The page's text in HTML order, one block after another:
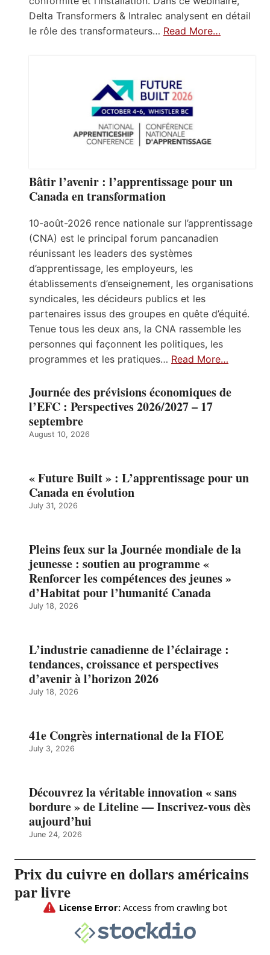
Delta Transformers & Intralec analysent en détail
le rôle des transformateurs… Read More…
Bâtir l’avenir : l’apprentissage pour un
Canada en transformation
10-août-2026 rence nationale sur l’apprentissage
(CNA) est le principal forum pancanadien
réunissant les leaders des systèmes
d’apprentissage, les employeurs, les
établissements d’enseignement, les organisations
syndicales, les décideurs publics et les
partenaires issus des groupes en quête d’équité.
Tenue tous les deux ans, la CNA rassemble les
personnes qui façonnent les politiques, les
programmes et les pratiques… Read More…
Journée des prévisions économiques de
l’EFC : Perspectives 2026/2027 – 17
septembre
August 10, 2026
« Future Built » : L’apprentissage pour un
Canada en évolution
July 31, 2026
Pleins feux sur la Journée mondiale de la
jeunesse : soutien au programme «
Renforcer les compétences des jeunes »
d’Habitat pour l’humanité Canada
July 18, 2026
L’industrie canadienne de l’éclairage :
tendances, croissance et perspectives
d’avenir à l’horizon 2026
July 18, 2026
41e Congrès international de la FIOE
July 3, 2026
Découvrez la véritable innovation « sans
bordure » de Liteline — Inscrivez-vous dès
aujourd’hui
June 24, 2026
Prix du cuivre en dollars américains
par livre